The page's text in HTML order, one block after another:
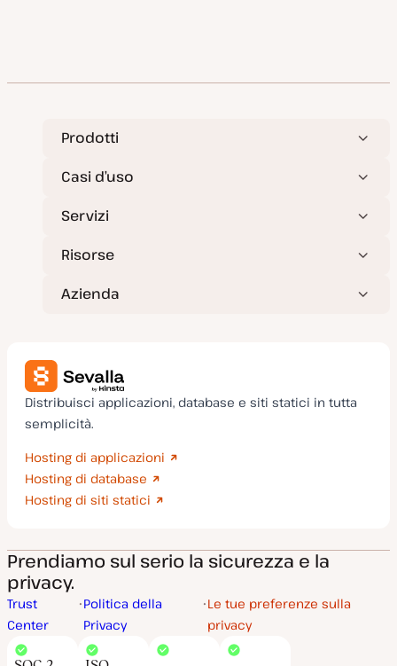
Prodotti
Casi d’uso
Servizi
Risorse
Azienda
Distribuisci applicazioni, database e siti statici in tutta
semplicità.
Hosting di applicazioni
Hosting di database
Hosting di siti statici
Prendiamo sul serio la sicurezza e la
privacy.
Trust
Center
Politica della
Privacy
Le tue preferenze sulla
privacy